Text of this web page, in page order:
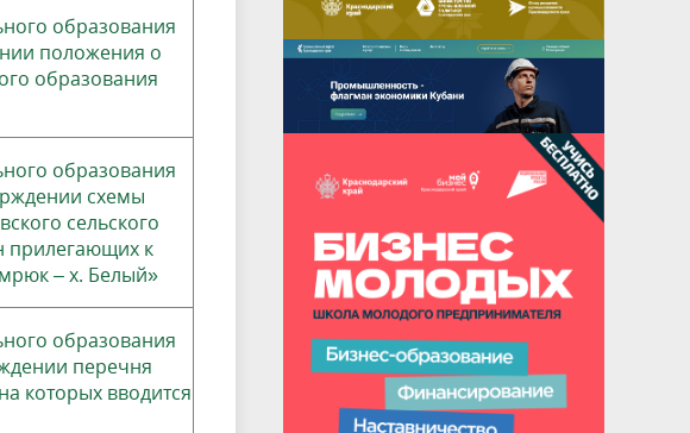
образования
положения о
образования
образования
схемы
сельского
прилегающих к
– х. Белый»
образования
перечня
которых вводится